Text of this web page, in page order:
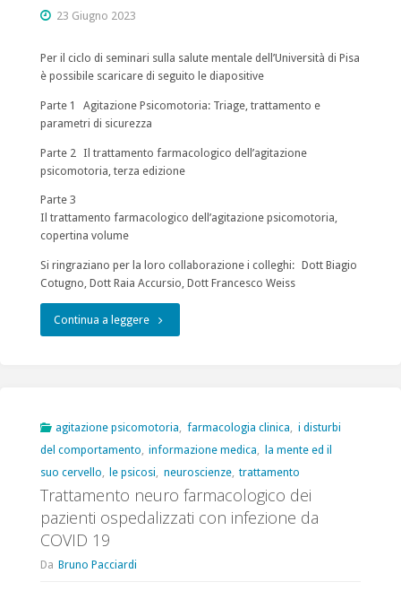
Giulio
23 Giugno 2023
Per il ciclo di seminari sulla salute mentale dell’Università di Pisa
è possibile scaricare di seguito le diapositive
Parte 1 Agitazione Psicomotoria: Triage, trattamento e
parametri di sicurezza
Parte 2 Il trattamento farmacologico dell’agitazione
psicomotoria, terza edizione
Parte 3
Il trattamento farmacologico dell’agitazione psicomotoria,
copertina volume
Si ringraziano per la loro collaborazione i colleghi: Dott Biagio
Cotugno, Dott Raia Accursio, Dott Francesco Weiss
Continua a leggere"Master
edizione
:
agitazione psicomotoria farmacologia clinica
i disturbi
del comportamento
informazione medica
la mente ed il
suo cervello
le psicosi neuroscienze, trattamento
Trattamento neuro farmacologico dei
pazienti ospedalizzati con infezione da
COVID 19
Da Bruno Pacciardi